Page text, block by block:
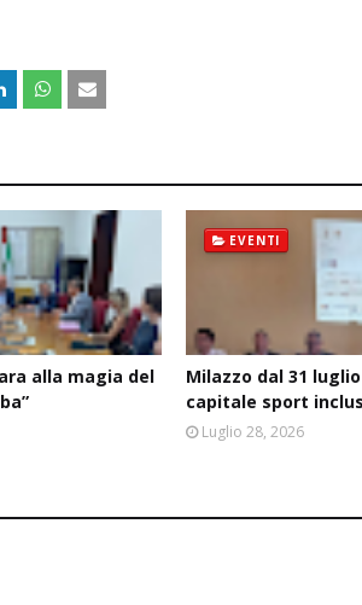
alla magia del
EVENTI
Milazzo dal 31
capitale sport
Luglio 28, 2026